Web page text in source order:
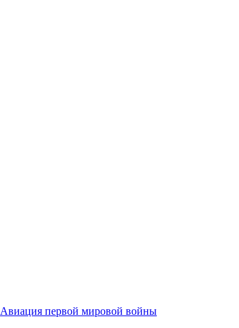
Авиация первой мировой войны